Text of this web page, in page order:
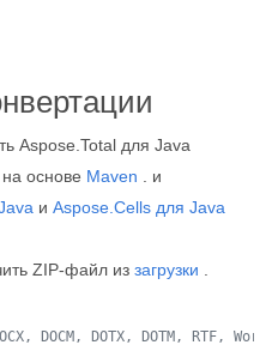
Aspose.Total для Java
основе Maven . и
и Aspose.Cells для Java
ZIP-файл из загрузки
DOCM, DOTX, DOTM, RTF,